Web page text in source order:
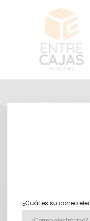
¿Cuál es su correo